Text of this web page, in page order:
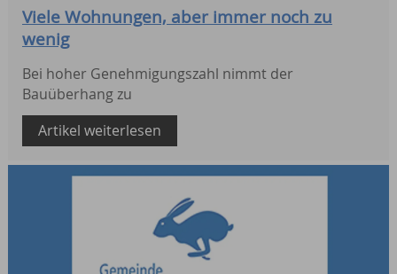
Viele Wohnungen, aber immer noch zu
wenig
Bei hoher Genehmigungszahl nimmt der
Bauüberhang zu
Artikel weiterlesen